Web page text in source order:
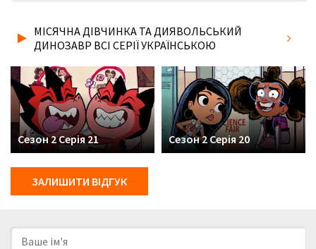
будь-який момент можуть виникнути непередбачені
обставини, здатні поставити їх життя під загрозу. Не
2 сезону серіалу Місячна Дівчинка та Диявольський
Динозавр українською мовою, у хорошій hd якості та з
українськими субтитрами!
МІСЯЧНА ДІВЧИНКА ТА ДИЯВОЛЬСЬКИЙ
ДИНОЗАВР ВСІ СЕРІЇ УКРАЇНСЬКОЮ
Сезон 2 Серія 21 Сезон 2 Серія 20
ЗАЛИШИТИ ВІДГУК